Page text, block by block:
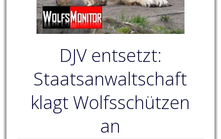
DJV entsetzt:
Staatsanwaltschaft
klagt Wolfsschützen
an